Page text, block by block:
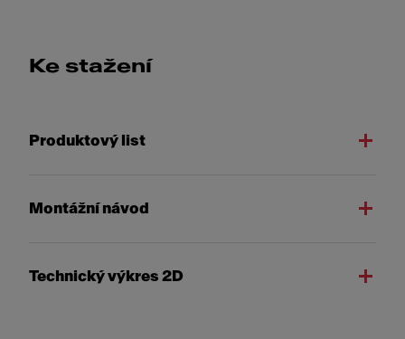
Ke stažení
Produktový list
Montážní návod
Technický výkres 2D